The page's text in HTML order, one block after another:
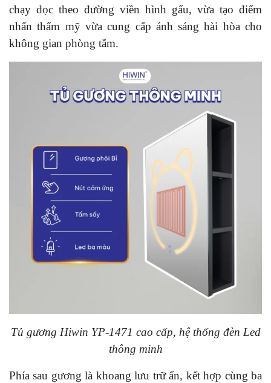
chạy dọc theo đường viền hình gấu, vừa tạo điểm
nhấn thẩm mỹ vừa cung cấp ánh sáng hài hòa cho
không gian phòng tắm.
Tủ gương Hiwin YP-1471 cao cấp, hệ thống đèn Led
thông minh
Phía sau gương là khoang lưu trữ ẩn, kết hợp cùng ba